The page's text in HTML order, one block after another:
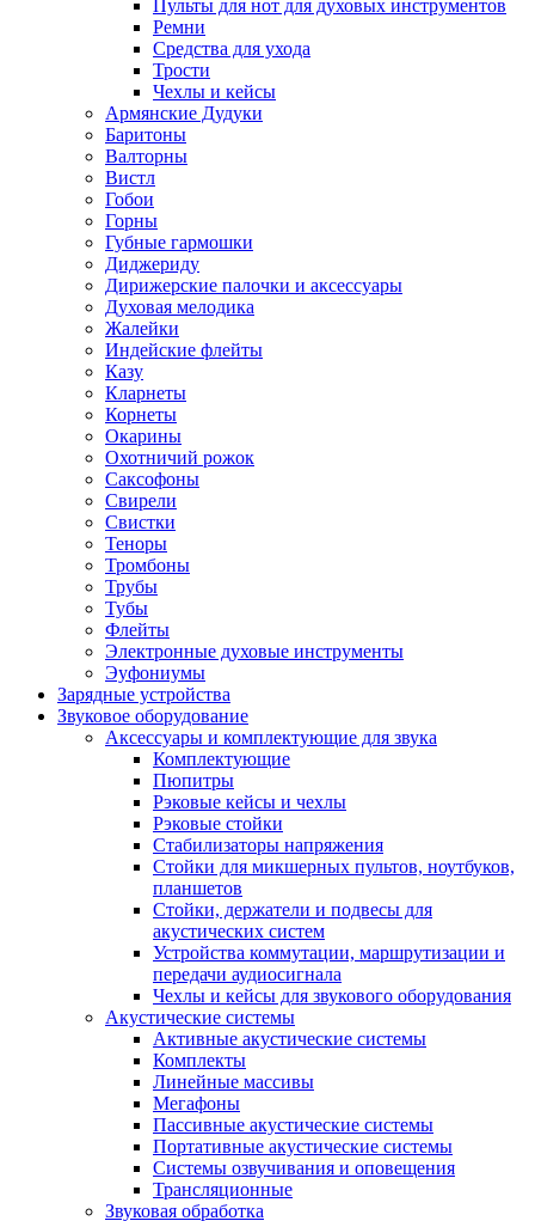
Пульты для нот для духовых инструментов
Ремни
Средства для ухода
Трости
Чехлы и кейсы
Армянские Дудуки
Баритоны
Валторны
Вистл
Гобои
Горны
Губные гармошки
Диджериду
Дирижерские палочки и аксессуары
Духовая мелодика
Жалейки
Индейские флейты
Казу
Кларнеты
Корнеты
Окарины
Охотничий рожок
Саксофоны
Свирели
Свистки
Теноры
Тромбоны
Трубы
Тубы
Флейты
Электронные духовые инструменты
Эуфониумы
Зарядные устройства
Звуковое оборудование
Аксессуары и комплектующие для звука
Комплектующие
Пюпитры
Рэковые кейсы и чехлы
Рэковые стойки
Стабилизаторы напряжения
Стойки для микшерных пультов, ноутбуков,
планшетов
Стойки, держатели и подвесы для
акустических систем
Устройства коммутации, маршрутизации и
передачи аудиосигнала
Чехлы и кейсы для звукового оборудования
Акустические системы
Активные акустические системы
Комплекты
Линейные массивы
Мегафоны
Пассивные акустические системы
Портативные акустические системы
Системы озвучивания и оповещения
Трансляционные
Звуковая обработка